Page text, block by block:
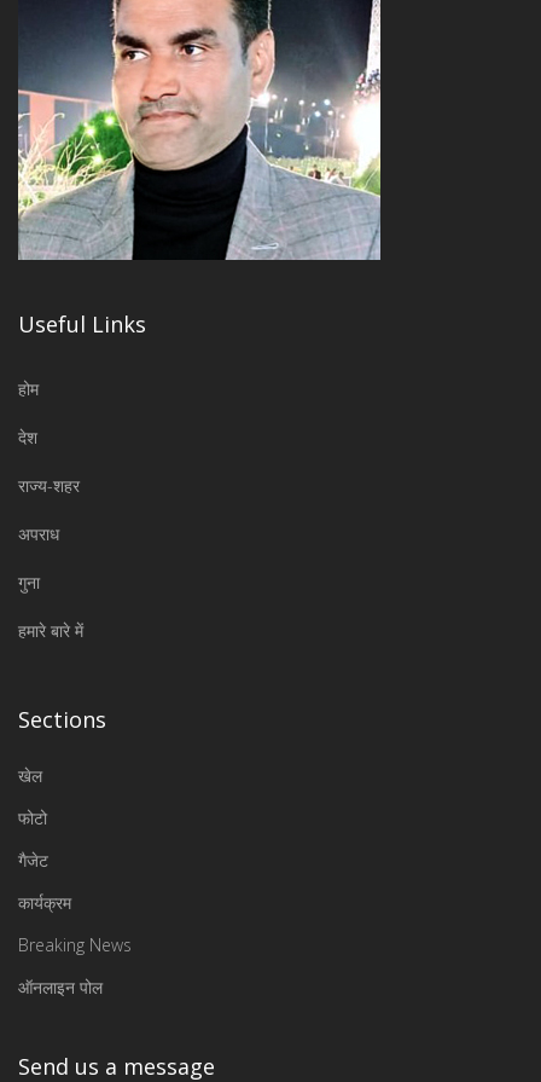
Useful Links
होम
देश
राज्य-शहर
अपराध
गुना
हमारे बारे में
Sections
खेल
फोटो
गैजेट
कार्यक्रम
Breaking News
ऑनलाइन पोल
Send us a message